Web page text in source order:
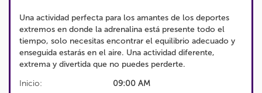
Una actividad perfecta para los amantes de los deportes
extremos en donde la adrenalina está presente todo el
tiempo, solo necesitas encontrar el equilibrio adecuado y
enseguida estarás en el aire. Una actividad diferente,
extrema y divertida que no puedes perderte.
Inicio:
09:00 AM